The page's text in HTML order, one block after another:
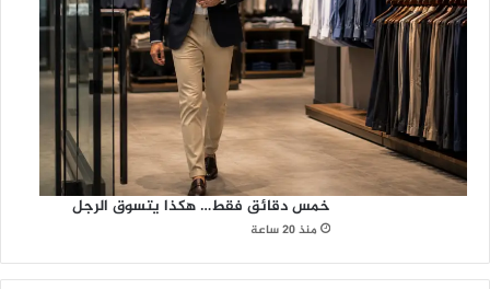
خمس دقائق فقط… هكذا يتسوق الرجل
منذ 20 ساعة